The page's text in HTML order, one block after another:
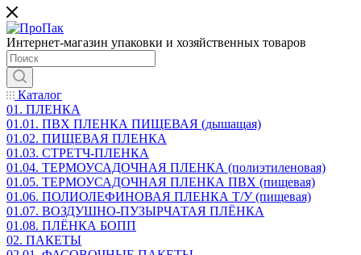
Интернет-магазин упаковки и хозяйственных товаров
Каталог
01. ПЛЕНКА
01.01. ПВХ ПЛЕНКА ПИЩЕВАЯ (дышащая)
01.02. ПИЩЕВАЯ ПЛЕНКА
01.03. СТРЕТЧ-ПЛЕНКА
01.04. ТЕРМОУСАДОЧНАЯ ПЛЕНКА (полиэтиленовая)
01.05. ТЕРМОУСАДОЧНАЯ ПЛЕНКА ПВХ (пищевая)
01.06. ПОЛИОЛЕФИНОВАЯ ПЛЕНКА Т/У (пищевая)
01.07. ВОЗДУШНО-ПУЗЫРЧАТАЯ ПЛЁНКА
01.08. ПЛЁНКА БОПП
02. ПАКЕТЫ